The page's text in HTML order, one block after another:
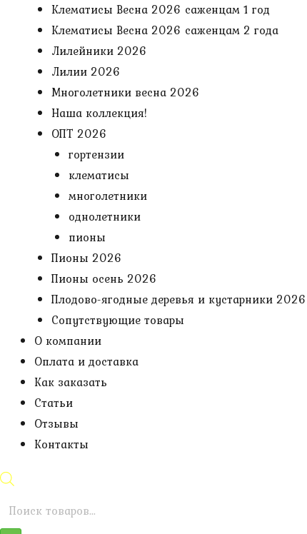
Клематисы Весна 2026 саженцам 1 год
Клематисы Весна 2026 саженцам 2 года
Лилейники 2026
Лилии 2026
Многолетники весна 2026
Наша коллекция!
ОПТ 2026
гортензии
клематисы
многолетники
однолетники
пионы
Пионы 2026
Пионы осень 2026
Плодово-ягодные деревья и кустарники 2026
Сопутствующие товары
О компании
Оплата и доставка
Как заказать
Статьи
Отзывы
Контакты
Поиск